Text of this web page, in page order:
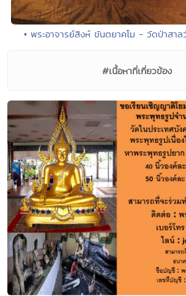
• พระอาจารย์สิงห์ ขันตยาคโม - วัดป่าสาล
#เนื้อหาที่เกี่ยวข้อง